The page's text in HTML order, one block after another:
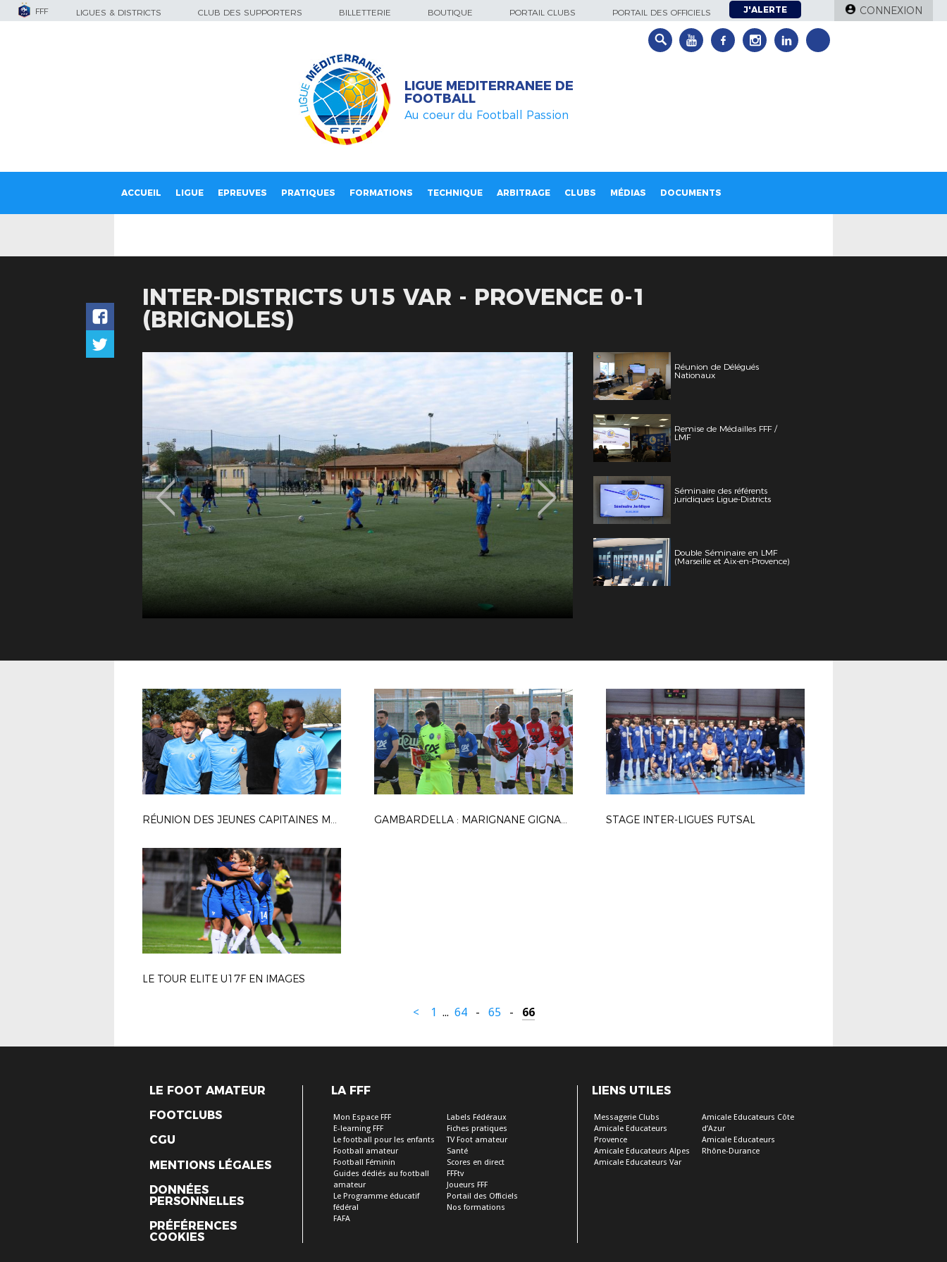
FFF LIGUES & DISTRICTS CLUB DES SUPPORTERS BILLETTERIE BOUTIQUE PORTAIL CLUBS PORTAIL DES OFFICIELS J'ALERTE CONNEXION
LIGUE MEDITERRANEE DE
FOOTBALL
Au coeur du Football Passion
ACCUEIL LIGUE EPREUVES PRATIQUES FORMATIONS TECHNIQUE ARBITRAGE CLUBS MÉDIAS DOCUMENTS
INTER-DISTRICTS U15 VAR - PROVENCE 0-1
(BRIGNOLES)
Réunion de Délégués
Nationaux
Remise de Médailles FFF /
LMF
Séminaire des référents
juridiques Ligue-Districts
Double Séminaire en LMF
(Marseille et Aix-en-Provence)
RÉUNION DES JEUNES CAPITAINES MÉDITERRANÉENS GAMBARDELLA : MARIGNANE GIGNAC FC / AS MONACO STAGE INTER-LIGUES FUTSAL
LE TOUR ELITE U17F EN IMAGES
< 1 ... 64 - 65 - 66
LE FOOT AMATEUR
FOOTCLUBS
CGU
MENTIONS LÉGALES
DONNÉES
PERSONNELLES
PRÉFÉRENCES
COOKIES
LA FFF
Mon Espace FFF
E-learning FFF
Le football pour les enfants
Football amateur
Football Féminin
Guides dédiés au football
amateur
Le Programme éducatif
fédéral
FAFA
Labels Fédéraux
Fiches pratiques
TV Foot amateur
Santé
Scores en direct
FFFtv
Joueurs FFF
Portail des Officiels
Nos formations
LIENS UTILES
Messagerie Clubs
Amicale Educateurs
Provence
Amicale Educateurs Alpes
Amicale Educateurs Var
Amicale Educateurs Côte
d’Azur
Amicale Educateurs
Rhône-Durance